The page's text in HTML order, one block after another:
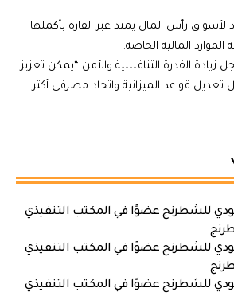
لأسواق رأس المال يمتد عبر القارة بأكملها
المالية الخاصة.
زيادة القدرة التنافسية والأمن “يمكن تعزيز
تعديل قواعد الميزانية واتحاد مصرفي أكثر
للشطرنج عضوًا في المكتب التنفيذي
للشطرنج عضوًا في المكتب التنفيذي
للشطرنج عضوًا في المكتب التنفيذي